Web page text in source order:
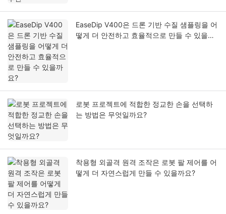
EaseDip V400은 드론 기반 수질 샘플링을 어
떻게 더 안전하고 효율적으로 만들 수 있을까
로봇 프로젝트에 적합한 정교한 손을 선택하
는 방법은 무엇일까요?
착용형 외골격 원격 조작은 로봇 팔 제어를 어
떻게 더 자연스럽게 만들 수 있을까요?